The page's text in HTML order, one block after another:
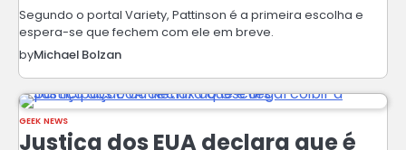
Segundo o portal Variety, Pattinson é a primeira escolha e
espera-se que fechem com ele em breve.
byMichael Bolzan
GEEK NEWS
Justiça dos EUA declara que é